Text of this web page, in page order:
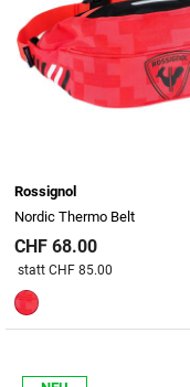
Rossignol
Nordic Thermo Belt
CHF 68.00
Preis reduziert von
statt CHF 85.00